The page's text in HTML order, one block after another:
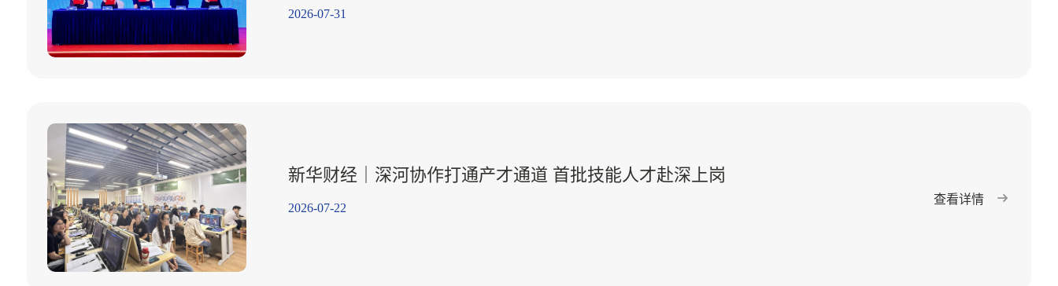
2026-07-31
新华财经｜深河协作打通产才通道 首批技能人才赴深上岗
2026-07-22
查看详情